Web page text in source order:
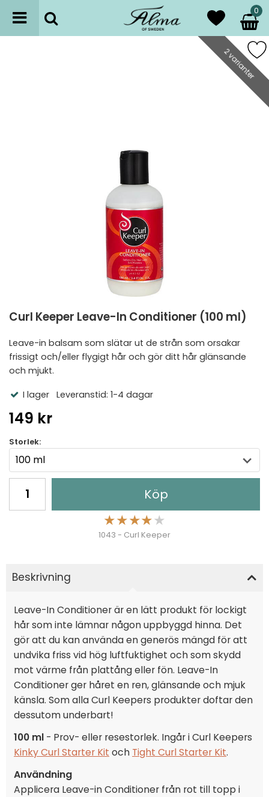
0
2 varianter
Curl Keeper Leave-In Conditioner (100 ml)
Leave-in balsam som slätar ut de strån som orsakar
frissigt och/eller flygigt hår och gör ditt hår glänsande
och mjukt.
I lager Leveranstid: 1-4 dagar
149 kr
Storlek:
Köp
★★★★★
1043 - Curl Keeper
Beskrivning
Leave-In Conditioner är en lätt produkt för lockigt
hår som inte lämnar någon uppbyggd hinna. Det
gör att du kan använda en generös mängd för att
undvika friss vid hög luftfuktighet och som skydd
mot värme från plattång eller fön. Leave-In
Conditioner ger håret en ren, glänsande och mjuk
känsla. Som alla Curl Keepers produkter doftar den
dessutom underbart!
100 ml - Prov- eller resestorlek. Ingår i Curl Keepers
Kinky Curl Starter Kit och Tight Curl Starter Kit.
Användning
Applicera Leave-in Conditioner från rot till topp i